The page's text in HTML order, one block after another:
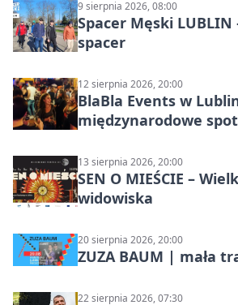
9 sierpnia 2026, 08:00
Spacer Męski LUBLIN
spacer
12 sierpnia 2026, 20:00
BlaBla Events w
międzynarodowe
13 sierpnia 2026, 20:00
SEN O MIEŚCIE –
widowiska
20 sierpnia 2026, 20:00
ZUZA BAUM | mała
22 sierpnia 2026, 07:30